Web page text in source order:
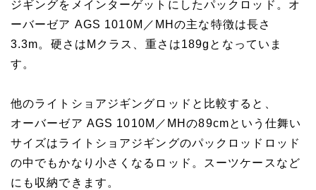
ジギングをメインターゲットにしたパックロッド。オ
ーバーゼア AGS 1010M／MHの主な特徴は長さ
3.3m。硬さはMクラス、重さは189gとなっていま
す。
他のライトショアジギングロッドと比較すると、
オーバーゼア AGS 1010M／MHの89cmという仕舞い
サイズはライトショアジギングのパックロッドロッド
の中でもかなり小さくなるロッド。スーツケースなど
にも収納できます。